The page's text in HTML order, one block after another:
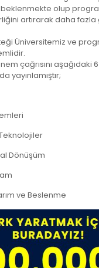
olup
artırarak daha fazla
Üniversitemiz ve
çağrısını
yayınlamıştır;
Dönüşüm
ve Beslenme